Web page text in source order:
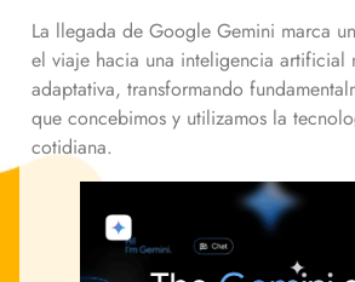
La llegada de Google Gemini marca
el viaje hacia una inteligencia artificial
adaptativa, transformando
que concebimos y utilizamos la
cotidiana.